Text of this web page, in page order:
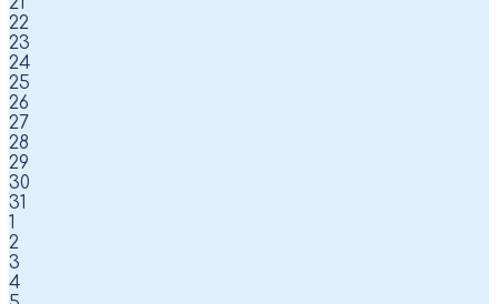
22
23
24
25
26
27
28
29
30
31
1
2
3
4